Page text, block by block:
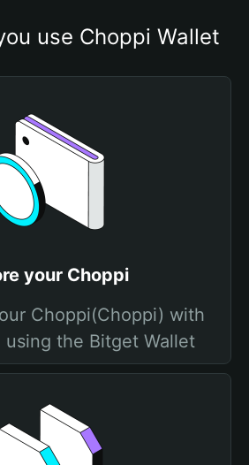
use Choppi Wallet
your Choppi
Choppi(Choppi) with
the Bitget Wallet